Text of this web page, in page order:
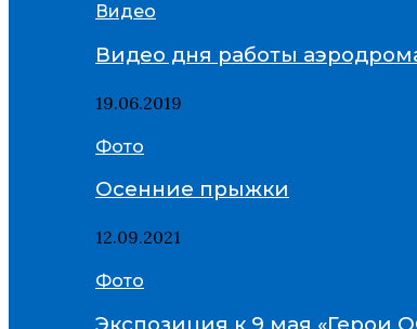
Видео
Видео дня работы
19.06.2019
Фото
Осенние прыжки
12.09.2021
Фото